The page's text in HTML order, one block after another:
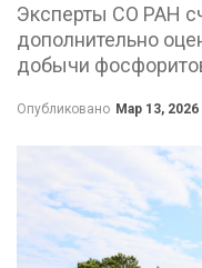
Эксперты СО РАН
дополнительно
добычи
Опубликовано Мар 13, 2026